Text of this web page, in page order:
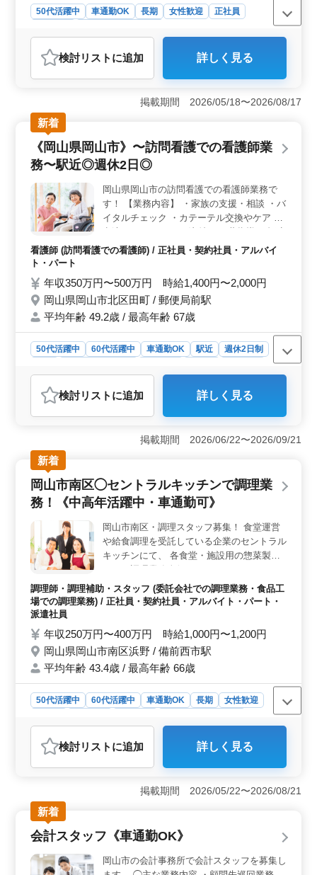
50代活躍中 車通勤OK 長期 女性歓迎
正社員
おすすめポイント
＜安定した収入と働きやすさ＞ 年収300万円〜600万円
という高水準の給与体系で、安定した収入を得ることが
できます。正社員や契約社員としての雇用形態が選べ、
長期的なキャリアを築くことが可能です。さらに、車通
勤が可能で無料駐車場も完備されており、通勤のストレ
スを軽減します。 ＜豊富な業務内容と充実した福利
厚生＞ 基本設計から設計監理、CAD操作まで幅広い業
務を担当し、自身のスキルを高めることができます。ま
た、作業着の支給や交通費・資格手当の支給などの福利
厚生が充実しており、働きやすい環境が整っていま
す。 ＜多様性を尊重した採用方針＞ 女性の方も歓
迎し、多様な人材が活躍できる環境を提供しています。
また、年齢よりも経験を重視した採用を行っており、経
験豊富な方々が存分に活躍できる職場です。お気軽にお
問い合わせください。
検討リスト に追加 詳しく見る
掲載期間 2026/05/18〜2026/08/17
新着
《岡山県岡山市》〜訪問看護での看護師業
務〜駅近◎週休2日◎
岡山県岡山市の訪問看護での看護師業務で
す！ 【業務内容】 ・家族の支援・相談 ・バ
イタルチェック ・カテーテル交換やケア ・
（床ずれ）の予防 ・認知症と精神疾患のケ
完備 ＊経験者優遇 ＊駅近 ＊週休2日 若いス
タッフが経験者の力を必要としています！
ぜひ今までの経験を活かして頂ける方のご応
募お待ちしております。
看護師 (訪問看護での看護師) / 正社員・契約社員・アルバイ
ト・パート
年収350万円〜500万円 時給1,400円〜2,000円
岡山県岡山市北区田町 / 郵便局前駅
平均年齢 49.2歳 / 最高年齢 67歳
50代活躍中 60代活躍中 車通勤OK 駅近
週休2日制
おすすめポイント
＜アクセスと勤務条件＞ 岡山県岡山市北区のこの訪問
看護ステーションは、郵便局前駅から近いため通勤が便
利です。週休2日制で、残業が少なめなので、仕事とプラ
イベートのバランスを保ちやすいです。 ＜経験者歓
迎と中高年の活躍＞ 看護師としての実務経験が5年以上
ある方が対象です。職場では中高年が活躍中です。これ
までの経験を存分に発揮できます。 ＜福利厚生と給
設定されています。車通勤が可能で、通勤手当も実費支
給されます。
検討リスト に追加 詳しく見る
掲載期間 2026/06/22〜2026/09/21
新着
岡山市南区◯セントラルキッチンで調理業
務！《中高年活躍中・車通勤可》
岡山市南区・調理スタッフ募集！ 食堂運営
や給食調理を受託している企業のセントラル
キッチンにて、 各食堂・施設用の惣菜製造
お仕事内容＊ ・調理 ・盛り付け ・仕込み
・食器洗浄 ・厨房業務 ・調理補助 など ＊
のご経験を活かし、活躍してみませんか？
ブランクありでもご応募可能！ まずは、お
問い合わせください！
調理師・調理補助・スタッフ (委託会社での調理業務・食品工
場での調理業務) / 正社員・契約社員・アルバイト・パート・
派遣社員
年収250万円〜400万円 時給1,000円〜1,200円
岡山県岡山市南区浜野 / 備前西市駅
平均年齢 43.4歳 / 最高年齢 66歳
50代活躍中 60代活躍中 車通勤OK 長期
女性歓迎
おすすめポイント
＜通勤のしやすさ＞ 車での通勤が可能なため、遠方に
お住まいの方や公共交通機関が不便な地域にお住まいの
方でもストレスなく通勤できます。 ＜経験を尊重す
る職場環境＞ 調理経験3年以上ある方を対象としており
ます。職場ではベテランの方々が活躍中であり、これま
での経験やスキルを活かせ、更にスキルアップを目指せ
る環境が整っています。 ＜働きやすい時間帯＞ 早
朝4時から13時までの勤務で、日中の時間を有効活用でき
検討リスト に追加 詳しく見る
掲載期間 2026/05/22〜2026/08/21
新着
会計スタッフ《車通勤OK》
岡山市の会計事務所で会計スタッフを募集し